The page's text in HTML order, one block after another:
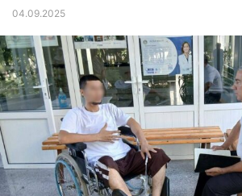
04.09.2025